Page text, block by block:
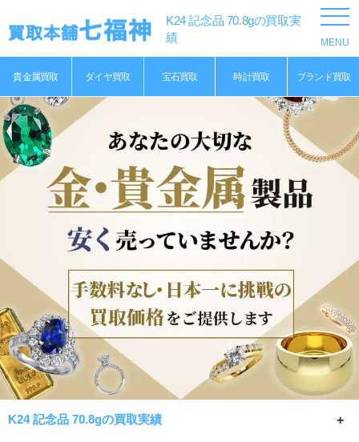
K24 記念品 70.8gの買取実
績
貴金属買取 ダイヤ買取 宝石買取 時計買取 ブランド買取
K24 記念品 70.8gの買取実績